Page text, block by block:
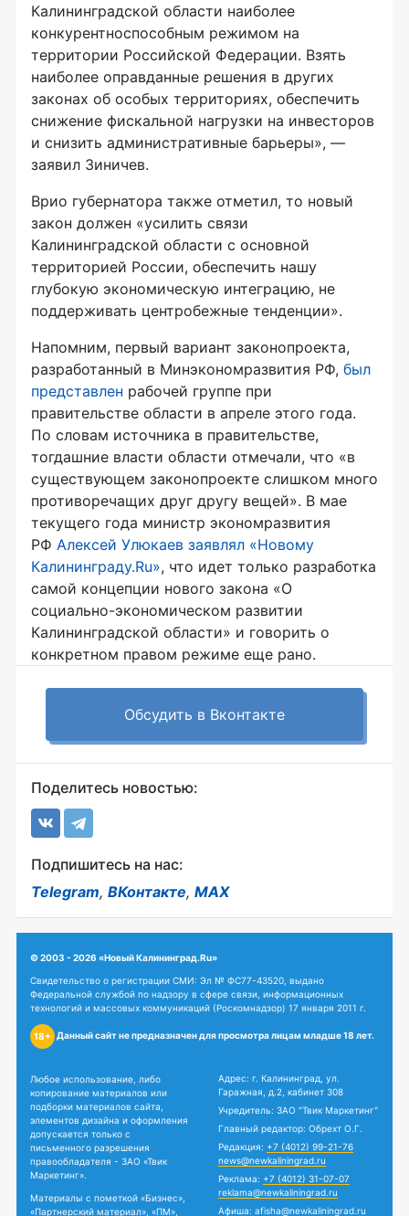
Калининградской области наиболее
конкурентноспособным режимом на
территории Российской Федерации. Взять
наиболее оправданные решения в других
законах об особых территориях, обеспечить
снижение фискальной нагрузки на инвесторов
и снизить административные барьеры», —
заявил Зиничев.
Врио губернатора также отметил, то новый
закон должен «усилить связи
Калининградской области с основной
территорией России, обеспечить нашу
глубокую экономическую интеграцию, не
поддерживать центробежные тенденции».
Напомним, первый вариант законопроекта,
разработанный в Минэкономразвития РФ, был
представлен рабочей группе при
правительстве области в апреле этого года.
По словам источника в правительстве,
тогдашние власти области отмечали, что «в
существующем законопроекте слишком много
противоречащих друг другу вещей». В мае
текущего года министр экономразвития
РФ Алексей Улюкаев заявлял «Новому
Калининграду.Ru», что идет только разработка
самой концепции нового закона «О
социально-экономическом развитии
Калининградской области» и говорить о
конкретном правом режиме еще рано.
Обсудить в Вконтакте
Поделитесь новостью:
Подпишитесь на нас:
Telegram, ВКонтакте, MAX
© 2003 - 2026 «Новый Калининград.Ru»
Свидетельство о регистрации СМИ: Эл № ФС77-43520, выдано
Федеральной службой по надзору в сфере связи, информационных
технологий и массовых коммуникаций (Роскомнадзор) 17 января 2011 г.
18+ Данный сайт не предназначен для просмотра лицам младше 18 лет.
Любое использование, либо
копирование материалов или
подборки материалов сайта,
элементов дизайна и оформления
допускается только с
письменного разрешения
правообладателя - ЗАО «Твик
Маркетинг».
Материалы с пометкой «Бизнес»,
«Партнерский материал», «ПМ»,
Адрес: г. Калининград, ул.
Гаражная, д.2, кабинет 308
Учредитель: ЗАО "Твик Маркетинг"
Главный редактор: Обрехт О.Г.
Редакция: +7 (4012) 99-21-76
news@newkaliningrad.ru
Реклама: +7 (4012) 31-07-07
reklama@newkaliningrad.ru
Афиша: afisha@newkaliningrad.ru